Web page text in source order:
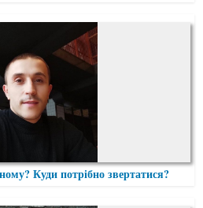
Куди потрібно звертатися?